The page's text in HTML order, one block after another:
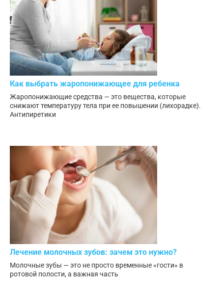
Как выбрать жаропонижающее для ребенка
Жаропонижающие средства — это вещества, которые
снижают температуру тела при ее повышении (лихорадке).
Антипиретики
Лечение молочных зубов: зачем это нужно?
Молочные зубы — это не просто временные «гости» в
ротовой полости, а важная часть